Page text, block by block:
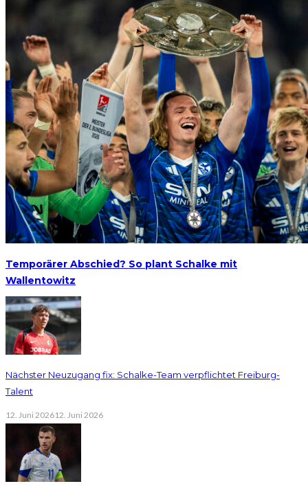
Temporärer Abschied? So plant Schalke mit
Wallentowitz
Nächster Neuzugang fix: Schalke-Team verpflichtet Freiburg-
Talent
12. Juni 202612. Juni 2026